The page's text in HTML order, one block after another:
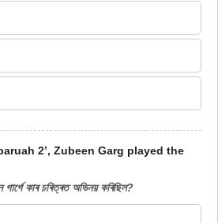
2’, Zubeen Garg played the
কাৰ চৰিত্ৰত অভিনয় কৰিছিল?